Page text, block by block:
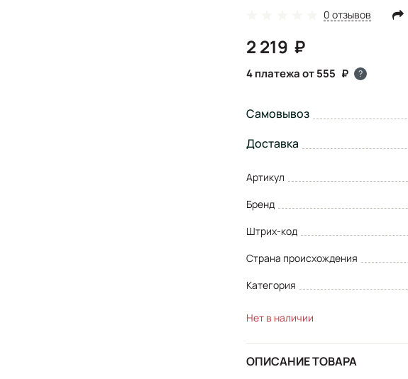
0 отзывов
2 219
4 платежа от 555 ?
Самовывоз
Доставка
Артикул
Бренд
Штрих-код
Страна происхождения
Категория
Нет в наличии
ОПИСАНИЕ ТОВАРА